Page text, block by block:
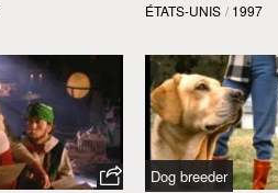
ÉTATS-UNIS / 1997
Dog breeder